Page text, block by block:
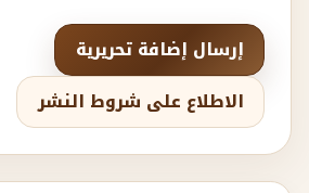
إرسال إضافة تحريرية
الاطلاع على شروط النشر